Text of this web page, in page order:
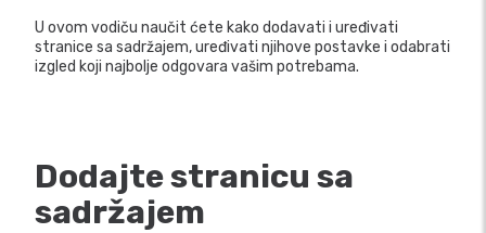
U ovom vodiču naučit ćete kako dodavati i uređivati ​​
stranice sa sadržajem, uređivati ​​njihove postavke i odabrati
izgled koji najbolje odgovara vašim potrebama.
Dodajte stranicu sa
sadržajem